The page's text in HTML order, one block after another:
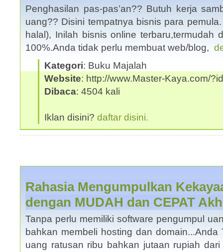
Penghasilan pas-pas’an?? Butuh kerja
uang?? Disini tempatnya bisnis para
halal), Inilah bisnis online terbaru,termudah
100%.Anda tidak perlu membuat web/blog,
Kategori: Buku Majalah
Website: http://www.Master-Kaya.com/
Dibaca: 4504 kali
Iklan disini? daftar disini.
Rahasia Mengumpulkan
dengan MUDAH dan CEPAT
Tanpa perlu memiliki software pengumpul
bahkan membeli hosting dan
uang ratusan ribu bahkan jutaan rupiah